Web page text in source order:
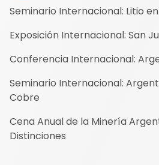
Seminario Internacional: Litio
Exposición Internacional: San
Conferencia Internacional:
Seminario Internacional:
Cobre
Cena Anual de la Minería
Distinciones